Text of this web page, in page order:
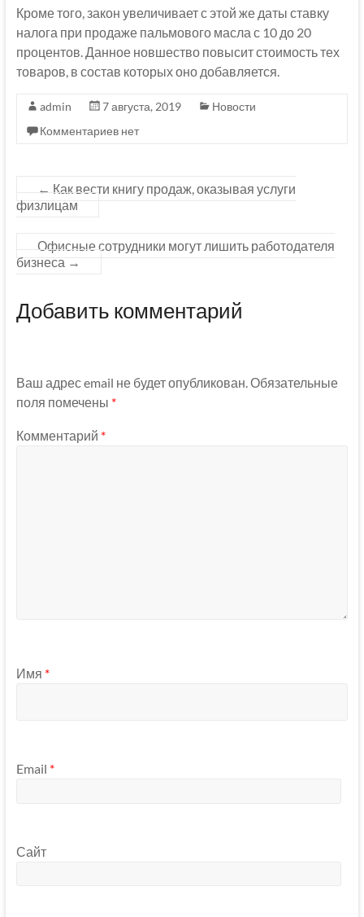
Кроме того, закон увеличивает с этой же даты ставку
налога при продаже пальмового масла с 10 до 20
процентов. Данное новшество повысит стоимость тех
товаров, в состав которых оно добавляется.
admin 7 августа, 2019
Новости
Комментариев нет
← Как вести книгу продаж, оказывая услуги
физлицам
Офисные сотрудники могут лишить работодателя
бизнеса →
Добавить комментарий
Ваш адрес email не будет опубликован. Обязательные
поля помечены *
Комментарий *
Имя *
Email *
Сайт